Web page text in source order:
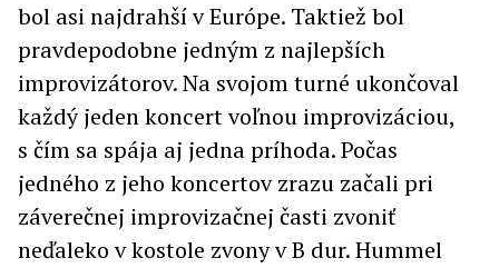
bol asi najdrahší v Európe. Taktiež bol
pravdepodobne jedným z najlepších
improvizátorov. Na svojom turné ukončoval
každý jeden koncert voľnou improvizáciou,
s čím sa spája aj jedna príhoda. Počas
jedného z jeho koncertov zrazu začali pri
záverečnej improvizačnej časti zvoniť
neďaleko v kostole zvony v B dur. Hummel